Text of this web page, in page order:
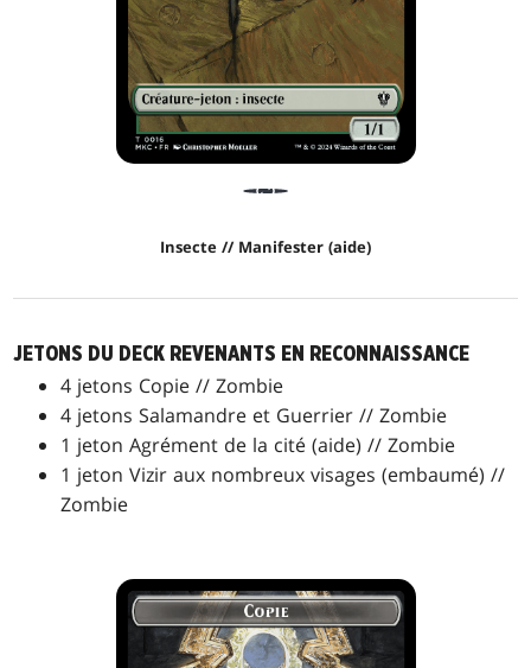
Insecte // Manifester (aide)
JETONS DU DECK REVENANTS EN RECONNAISSANCE
4 jetons Copie // Zombie
4 jetons Salamandre et Guerrier // Zombie
1 jeton Agrément de la cité (aide) // Zombie
1 jeton Vizir aux nombreux visages (embaumé) //
Zombie